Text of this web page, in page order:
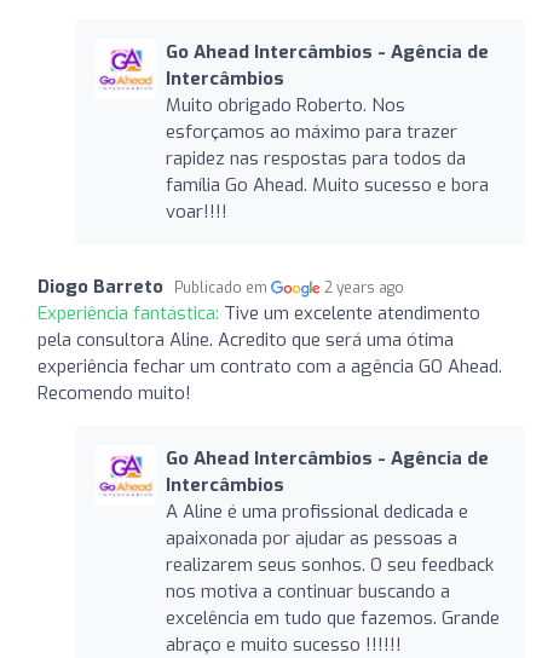
Go Ahead Intercâmbios - Agência de
Intercâmbios
Muito obrigado Roberto. Nos
esforçamos ao máximo para trazer
rapidez nas respostas para todos da
família Go Ahead. Muito sucesso e bora
voar!!!!
Diogo Barreto Publicado em 2 years ago
Experiência fantástica: Tive um excelente atendimento
pela consultora Aline. Acredito que será uma ótima
experiência fechar um contrato com a agência GO Ahead.
Recomendo muito!
Go Ahead Intercâmbios - Agência de
Intercâmbios
A Aline é uma profissional dedicada e
apaixonada por ajudar as pessoas a
realizarem seus sonhos. O seu feedback
nos motiva a continuar buscando a
excelência em tudo que fazemos. Grande
abraço e muito sucesso !!!!!!